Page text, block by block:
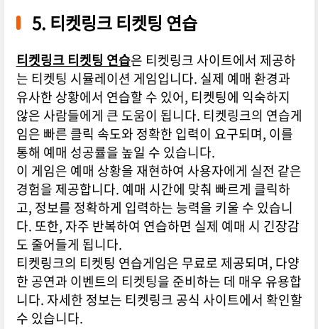
5. 티켓링크 티켓팅 연습
티켓링크 티켓팅 연습은 티켓링크 사이트에서 제공하
는 티켓팅 시뮬레이션 게임입니다. 실제 예매 환경과
유사한 상황에서 연습할 수 있어, 티켓팅에 익숙하지
않은 사람들에게 큰 도움이 됩니다. 티켓링크의 연습게
임은 빠른 클릭 속도와 정확한 입력이 요구되며, 이를
통해 예매 성공률을 높일 수 있습니다.
이 게임은 예매 상황을 재현하여 사용자에게 실전 같은
경험을 제공합니다. 예매 시간에 맞춰 빠르게 클릭하
고, 정보를 정확하게 입력하는 능력을 키울 수 있습니
다. 또한, 자주 반복하여 연습하면 실제 예매 시 긴장감
도 줄어들게 됩니다.
티켓링크의 티켓팅 연습게임은 무료로 제공되며, 다양
한 공연과 이벤트의 티켓팅을 준비하는 데 매우 유용합
니다. 자세한 정보는 티켓링크 공식 사이트에서 확인할
수 있습니다.